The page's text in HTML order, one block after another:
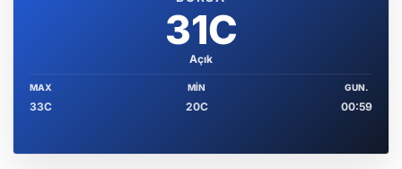
31C
Açık
MAX
33C
MIN
20C
GUN.
00:59